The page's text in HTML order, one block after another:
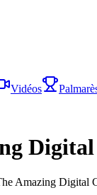
Vidéos
Amazing Digital